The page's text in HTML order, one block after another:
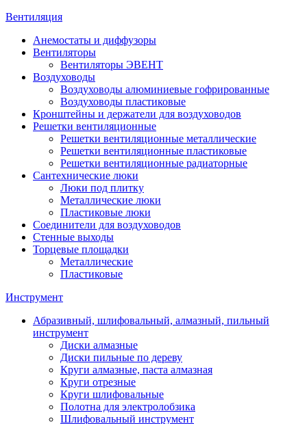
Вентиляция
Анемостаты и диффузоры
Вентиляторы
Вентиляторы ЭВЕНТ
Воздуховоды
Воздуховоды алюминиевые гофрированные
Воздуховоды пластиковые
Кронштейны и держатели для воздуховодов
Решетки вентиляционные
Решетки вентиляционные металлические
Решетки вентиляционные пластиковые
Решетки вентиляционные радиаторные
Сантехнические люки
Люки под плитку
Металлические люки
Пластиковые люки
Соединители для воздуховодов
Стенные выходы
Торцевые площадки
Металлические
Пластиковые
Инструмент
Абразивный, шлифовальный, алмазный, пильный
инструмент
Диски алмазные
Диски пильные по дереву
Круги алмазные, паста алмазная
Круги отрезные
Круги шлифовальные
Полотна для электролобзика
Шлифовальный инструмент